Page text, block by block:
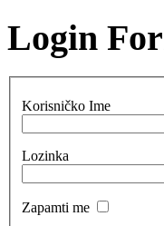
Login
Korisničko Ime
Lozinka
Zapamti me